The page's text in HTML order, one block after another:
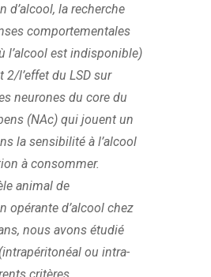
d’alcool, la recherche
comportementales
l’alcool est indisponible)
2/l’effet du LSD sur
neurones du core du
(NAc) qui jouent un
la sensibilité à l’alcool
à consommer.
animal de
opérante d’alcool chez
nous avons étudié
ou intra-
critères